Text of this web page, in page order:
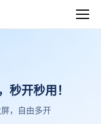
秒开秒用！
，自由多开